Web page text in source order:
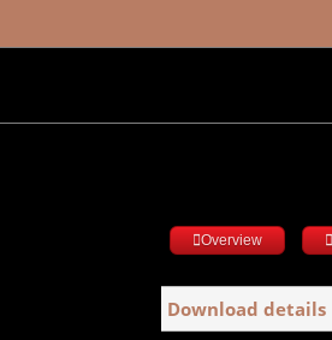
Overview
Download details